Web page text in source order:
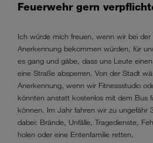
Feuerwehr gern
Ich würde mich freuen, wenn wir bei der
Anerkennung bekommen würden, für
es gang und gäbe, dass uns Leute
eine Straße absperren. Von der Stadt
Anerkennung, wenn wir Fitnessstudio
könnten anstatt kostenlos mit dem Bus
können. Im Jahr fahren wir zu ungefähr
dabei: Brände, Unfälle, Tragedienste,
holen oder eine Entenfamilie retten.